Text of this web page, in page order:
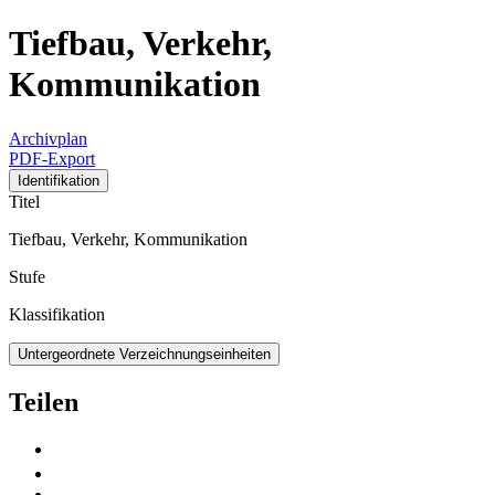
Tiefbau, Verkehr,
Kommunikation
Archivplan
PDF-Export
Identifikation
Titel
Tiefbau, Verkehr, Kommunikation
Stufe
Klassifikation
Untergeordnete Verzeichnungseinheiten
Teilen